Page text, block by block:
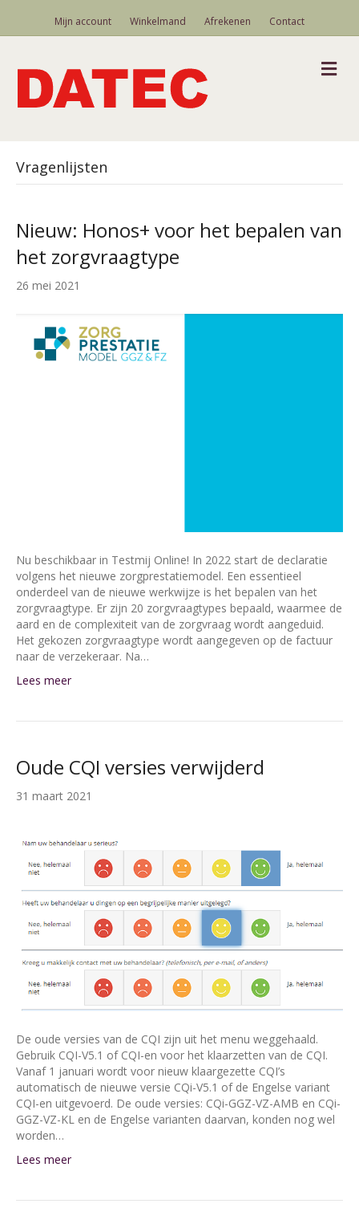
Mijn account Winkelmand Afrekenen Contact
Vragenlijsten
Nieuw: Honos+ voor het bepalen van
het zorgvraagtype
26 mei 2021
Nu beschikbaar in Testmij Online! In 2022 start de declaratie
volgens het nieuwe zorgprestatiemodel. Een essentieel
onderdeel van de nieuwe werkwijze is het bepalen van het
zorgvraagtype. Er zijn 20 zorgvraagtypes bepaald, waarmee de
aard en de complexiteit van de zorgvraag wordt aangeduid.
Het gekozen zorgvraagtype wordt aangegeven op de factuur
naar de verzekeraar. Na…
Lees meer
Oude CQI versies verwijderd
31 maart 2021
De oude versies van de CQI zijn uit het menu weggehaald.
Gebruik CQI-V5.1 of CQI-en voor het klaarzetten van de CQI.
Vanaf 1 januari wordt voor nieuw klaargezette CQI’s
automatisch de nieuwe versie CQi-V5.1 of de Engelse variant
CQI-en uitgevoerd. De oude versies: CQi-GGZ-VZ-AMB en CQi-
GGZ-VZ-KL en de Engelse varianten daarvan, konden nog wel
worden…
Lees meer